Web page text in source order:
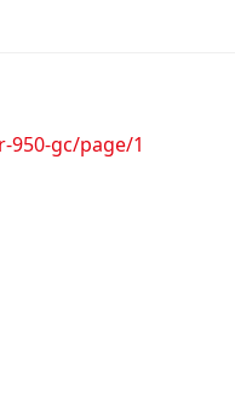
gc/page/1